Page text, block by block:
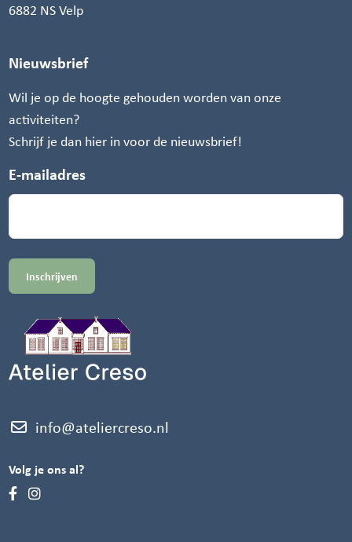
6882 NS Velp
Nieuwsbrief
Wil je op de hoogte gehouden worden van onze
activiteiten?
Schrijf je dan hier in voor de nieuwsbrief!
E-mailadres
info@ateliercreso.nl
Volg je ons al?